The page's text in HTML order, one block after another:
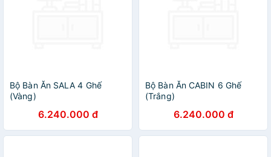
Bộ Bàn Ăn SALA 4 Ghế
(Vàng)
6.240.000 đ
Bộ Bàn Ăn CABIN 6 Ghế
(Trắng)
6.240.000 đ